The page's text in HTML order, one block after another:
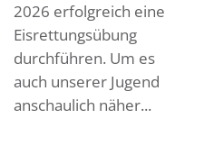
2026 erfolgreich eine
Eisrettungsübung
durchführen. Um es
auch unserer Jugend
anschaulich näher...